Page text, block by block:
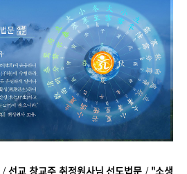
/선교 창교주 취정원사님 선도법문 / "소생